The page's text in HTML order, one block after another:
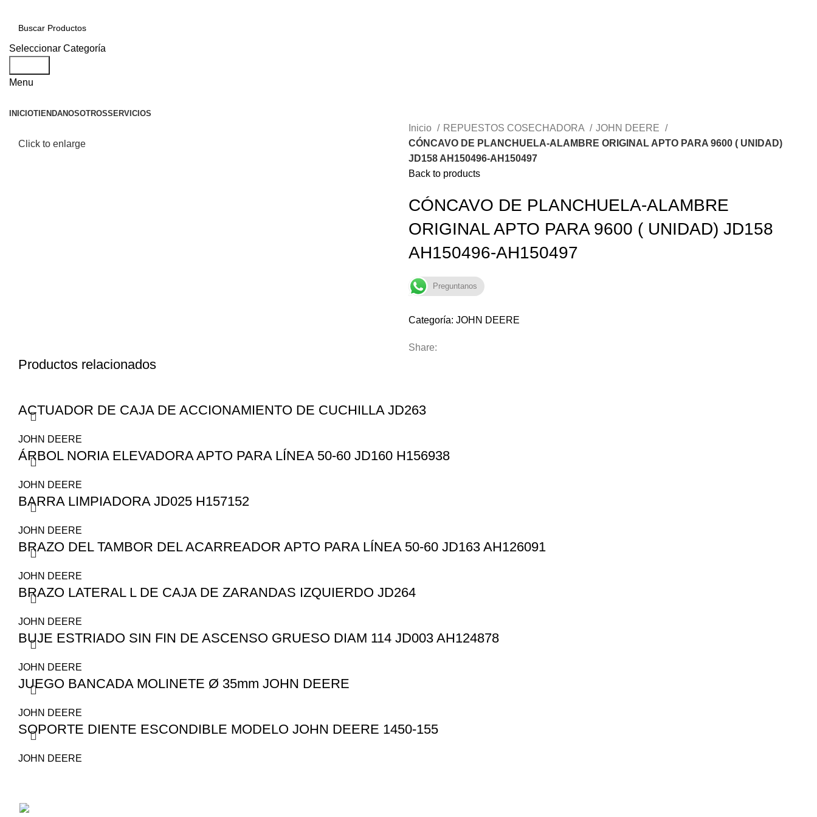
Seleccionar Categoría
Menu
INICIOTIENDANOSOTROSSERVICIOS
Click to enlarge
Inicio REPUESTOS COSECHADORA
JOHN DEERE
CÓNCAVO DE PLANCHUELA-ALAMBRE ORIGINAL APTO PARA 9600 ( UNIDAD)
JD158 AH150496-AH150497
Back to products
CÓNCAVO DE PLANCHUELA-ALAMBRE
ORIGINAL APTO PARA 9600 ( UNIDAD) JD158
AH150496-AH150497
Preguntanos
Categoría: JOHN DEERE
Share:
Productos relacionados
ACTUADOR DE CAJA DE ACCIONAMIENTO DE CUCHILLA JD263
JOHN DEERE
ÁRBOL NORIA ELEVADORA APTO PARA LÍNEA 50-60 JD160 H156938
JOHN DEERE
BARRA LIMPIADORA JD025 H157152
JOHN DEERE
BRAZO DEL TAMBOR DEL ACARREADOR APTO PARA LÍNEA 50-60 JD163 AH126091
JOHN DEERE
BRAZO LATERAL L DE CAJA DE ZARANDAS IZQUIERDO JD264
JOHN DEERE
BUJE ESTRIADO SIN FIN DE ASCENSO GRUESO DIAM 114 JD003 AH124878
JOHN DEERE
JUEGO BANCADA MOLINETE Ø 35mm JOHN DEERE
JOHN DEERE
SOPORTE DIENTE ESCONDIBLE MODELO JOHN DEERE 1450-155
JOHN DEERE